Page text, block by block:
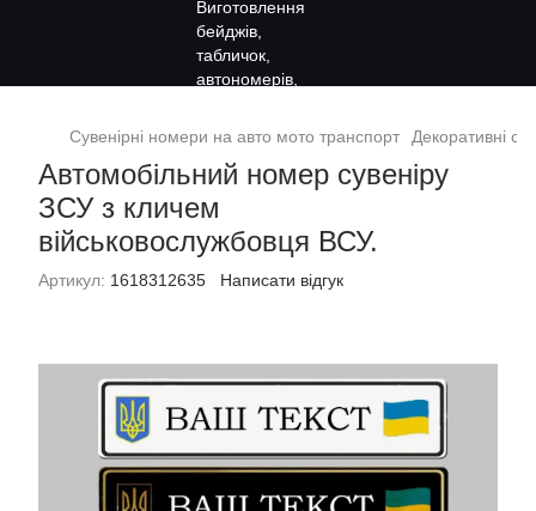
Сувенірні номери на авто мото транспорт Декоративні
Автомобільний номер сувеніру
ЗСУ з кличем
військовослужбовця ВСУ.
Артикул: 1618312635 Написати відгук